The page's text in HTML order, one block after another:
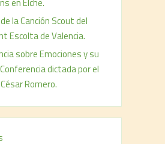
la Canción Scout del
Escolta de Valencia.
sobre Emociones y su
dictada por el
Romero.